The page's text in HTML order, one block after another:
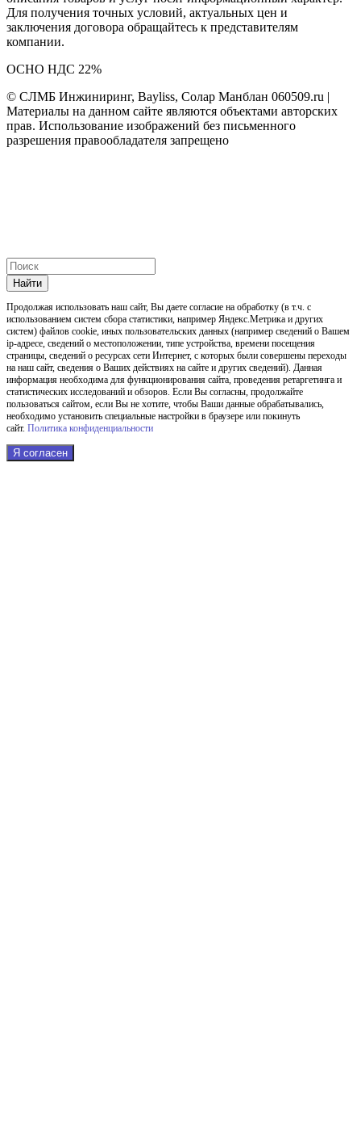
Для получения точных условий, актуальных цен и
заключения договора обращайтесь к представителям
компании.
ОСНО НДС 22%
© СЛМБ Инжиниринг, Bayliss, Солар Манблан 060509.ru |
Материалы на данном сайте являются объектами авторских
прав. Использование изображений без письменного
разрешения правообладателя запрещено
Найти
Продолжая использовать наш cайт, Вы даете согласие на обработку (в т.ч. с
использованием систем сбора статистики, например Яндекс.Метрика и других
систем) файлов cookie, иных пользовательских данных (например сведений о Вашем
ip-адресе, сведений о местоположении, типе устройства, времени посещения
страницы, сведений о ресурсах сети Интернет, с которых были совершены переходы
на наш сайт, сведения о Ваших действиях на сайте и других сведений). Данная
информация необходима для функционирования сайта, проведения ретаргетинга и
статистических исследований и обзоров. Если Вы согласны, продолжайте
пользоваться сайтом, если Вы не хотите, чтобы Ваши данные обрабатывались,
необходимо установить специальные настройки в браузере или покинуть
сайт. Политика конфиденциальности
Я согласен